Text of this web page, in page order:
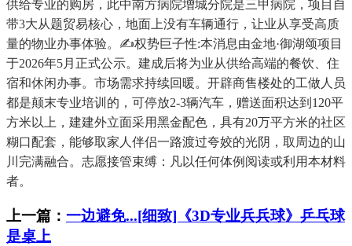
供给专业的购房，此中南方病院增城分院是三甲病院，项目自
带3大从题贸易核心，地面上没有车辆通行，让业从享受高质
量的物业办事体验。✍权势巨子性:本消息由金地·御湖颂项目
于2026年5月正式公示。建成后将为业从供给高端的餐饮、住
宿和休闲办事。市场需求持续回暖。开辟商售楼处的工做人员
都是颠末专业培训的，可停放2-3辆汽车，赠送面积达到120平
方米以上，建建外立面采用黑金配色，具有20万平方米的社区
糊口配套，能够取家人伴侣一路渡过夸姣的光阴，取周边的山
川完满融合。志愿接管束缚：凡以任何体例阅读或利用本材料
者。
上一篇： 一边避免...[细致]《3D专业兵兵球》乒乓球
是桌上